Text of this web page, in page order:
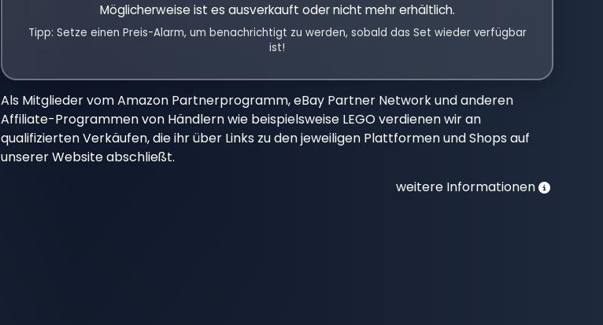
Möglicherweise ist es ausverkauft oder nicht mehr erhältlich.
Tipp: Setze einen Preis-Alarm, um benachrichtigt zu werden, sobald das Set wieder verfügbar
ist!
Als Mitglieder vom Amazon Partnerprogramm, eBay Partner Network und anderen
Affiliate-Programmen von Händlern wie beispielsweise LEGO verdienen wir an
qualifizierten Verkäufen, die ihr über Links zu den jeweiligen Plattformen und Shops auf
unserer Website abschließt.
weitere Informationen